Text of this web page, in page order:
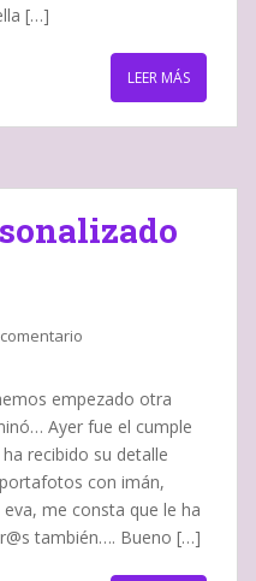
[…]
LEER MÁS
empezado otra
Ayer fue el cumple
recibido su detalle
con imán,
me consta que le ha
también…. Bueno […]